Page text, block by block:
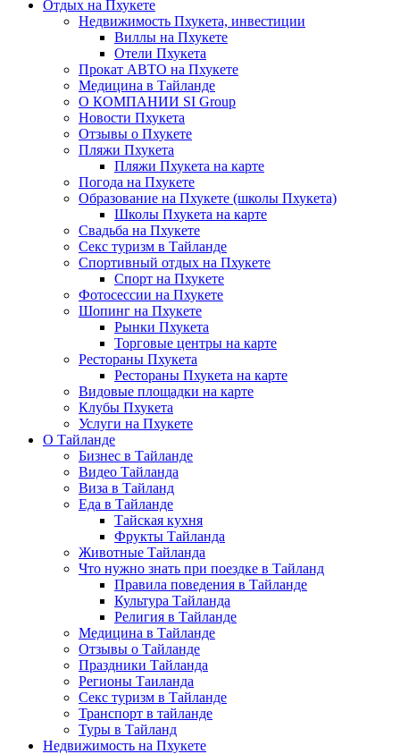
Отдых на Пхукете
Недвижимость Пхукета, инвестиции
Виллы на Пхукете
Отели Пхукета
Прокат АВТО на Пхукете
Медицина в Тайланде
О КОМПАНИИ SI Group
Новости Пхукета
Отзывы о Пхукете
Пляжи Пхукета
Пляжи Пхукета на карте
Погода на Пхукете
Образование на Пхукете (школы Пхукета)
Школы Пхукета на карте
Свадьба на Пхукете
Секс туризм в Тайланде
Спортивный отдых на Пхукете
Спорт на Пхукете
Фотосессии на Пхукете
Шопинг на Пхукете
Рынки Пхукета
Торговые центры на карте
Рестораны Пхукета
Рестораны Пхукета на карте
Видовые площадки на карте
Клубы Пхукета
Услуги на Пхукете
О Тайланде
Бизнес в Тайланде
Видео Тайланда
Виза в Тайланд
Еда в Тайланде
Тайская кухня
Фрукты Тайланда
Животные Тайланда
Что нужно знать при поездке в Тайланд
Правила поведения в Тайланде
Культура Тайланда
Религия в Тайланде
Медицина в Тайланде
Отзывы о Тайланде
Праздники Тайланда
Регионы Таиланда
Секс туризм в Тайланде
Транспорт в тайланде
Туры в Тайланд
Недвижимость на Пхукете